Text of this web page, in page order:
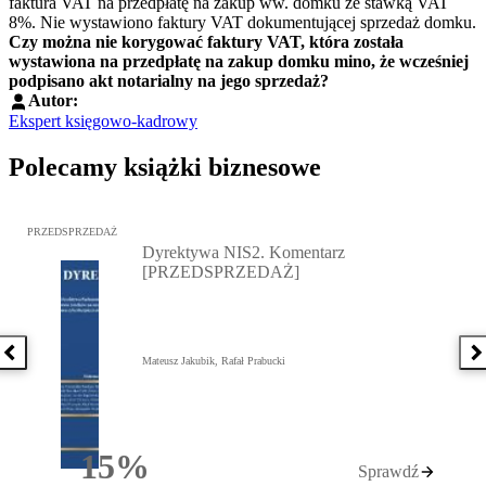
8%. Nie wystawiono faktury VAT dokumentującej sprzedaż domku.
Czy można nie korygować faktury VAT, która została
wystawiona na przedpłatę na zakup domku mino, że wcześniej
podpisano akt notarialny na jego sprzedaż?
Autor:
Ekspert księgowo-kadrowy
Polecamy książki biznesowe
Poprzednia książka
Przejdź do: Dyrektywa NIS2. Komentarz [PRZEDSPRZEDAŻ],
PRZEDSPRZEDAŻ
15%
Dyrektywa NIS2. Komentarz
[PRZEDSPRZEDAŻ]
Mateusz Jakubik, Rafał Prabucki
Sprawdź